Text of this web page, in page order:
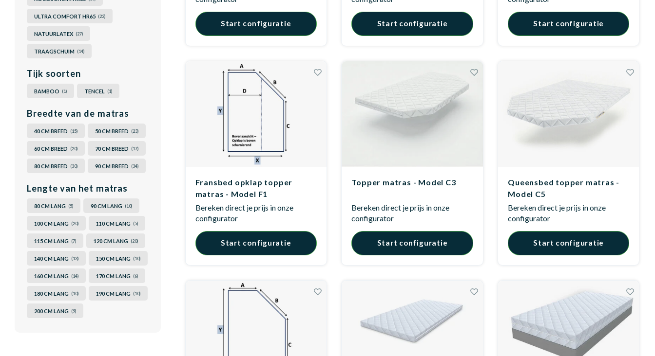
ULTRA COMFORT HR65 (22)
NATUURLATEX (27)
TRAAGSCHUIM (14)
Tijk soorten
BAMBOO (1) TENCEL (1)
Breedte van de matras
40 CM BREED (15) 50 CM BREED (23)
60 CM BREED (20) 70 CM BREED (17)
80 CM BREED (30) 90 CM BREED (34)
Lengte van het matras
80 CM LANG (5) 90 CM LANG (10)
100 CM LANG (20) 110 CM LANG (5)
115 CM LANG (7) 120 CM LANG (20)
140 CM LANG (13) 150 CM LANG (10)
160 CM LANG (14) 170 CM LANG (6)
180 CM LANG (10) 190 CM LANG (10)
200 CM LANG (9)
Start configuratie Start configuratie Start configuratie
Fransbed opklap topper
matras - Model F1
Bereken direct je prijs in onze
configurator
Start configuratie
Topper matras - Model C3
Bereken direct je prijs in onze
configurator
Start configuratie
Queensbed topper matras -
Model C5
Bereken direct je prijs in onze
configurator
Start configuratie